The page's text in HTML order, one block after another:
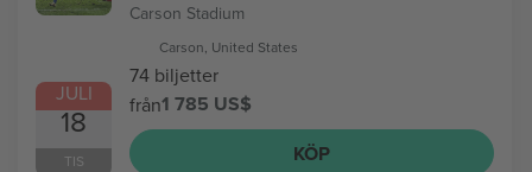
JULI
18
TIS
Carson Stadium
Carson, United States
74 biljetter
från1 785 US$
KÖP